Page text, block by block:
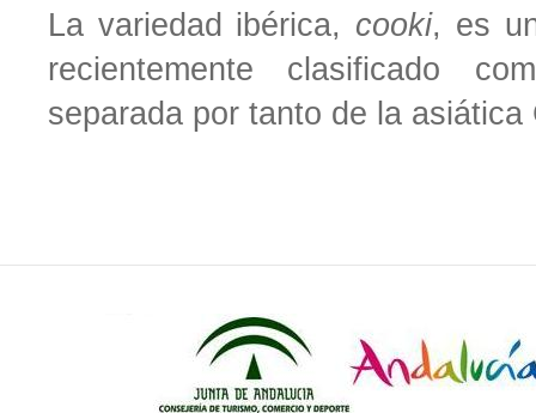
La variedad ibérica, cooki, es
recientemente clasificado
separada por tanto de la asiática